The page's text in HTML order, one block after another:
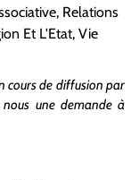
, Relations
Et L'Etat, Vie
cours de diffusion par
nous une demande à